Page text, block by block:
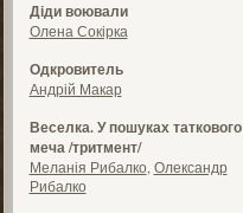
Діди воювали
Олена Сокірка
Одкровитель
Андрій Макар
Веселка. У пошуках таткового
меча /тритмент/
Меланія Рибалко Олександр
Рибалко